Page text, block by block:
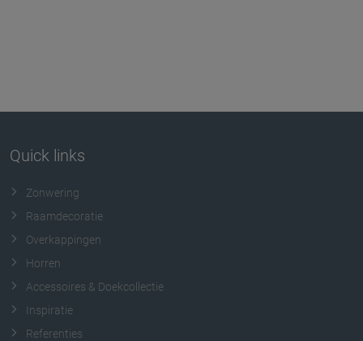
Quick links
Zonwering
Raamdecoratie
Overkappingen
Horren
Accessoires & Doekcollectie
Inspiratie
Referenties